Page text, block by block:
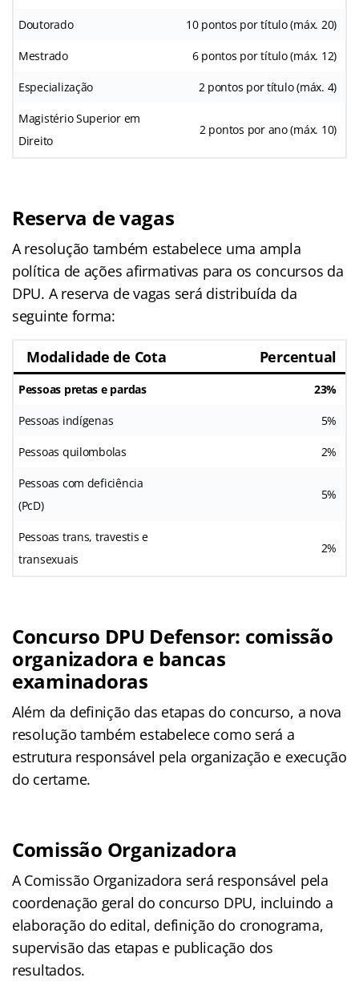
Doutorado 10 pontos por título (máx. 20)
Mestrado 6 pontos por título (máx. 12)
Especialização 2 pontos por título (máx. 4)
Magistério Superior em
Direito
2 pontos por ano (máx. 10)
Reserva de vagas
A resolução também estabelece uma ampla
política de ações afirmativas para os concursos da
DPU. A reserva de vagas será distribuída da
seguinte forma:
Modalidade de Cota Percentual
Pessoas pretas e pardas 23%
Pessoas indígenas 5%
Pessoas quilombolas 2%
Pessoas com deficiência
(PcD)
5%
Pessoas trans, travestis e
transexuais
2%
Concurso DPU Defensor: comissão
organizadora e bancas
examinadoras
Além da definição das etapas do concurso, a nova
resolução também estabelece como será a
estrutura responsável pela organização e execução
do certame.
Comissão Organizadora
A Comissão Organizadora será responsável pela
coordenação geral do concurso DPU, incluindo a
elaboração do edital, definição do cronograma,
supervisão das etapas e publicação dos
resultados.